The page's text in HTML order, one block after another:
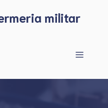
militar
Menu